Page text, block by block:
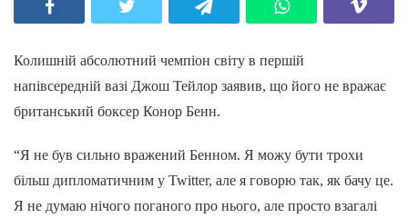
Колишній абсолютний чемпіон світу в першій
напівсередній вазі Джош Тейлор заявив, що його не вражає
британський боксер Конор Бенн.
“Я не був сильно вражений Бенном. Я можу бути трохи
більш дипломатичним у Twitter, але я говорю так, як бачу це.
Я не думаю нічого поганого про нього, але просто взагалі